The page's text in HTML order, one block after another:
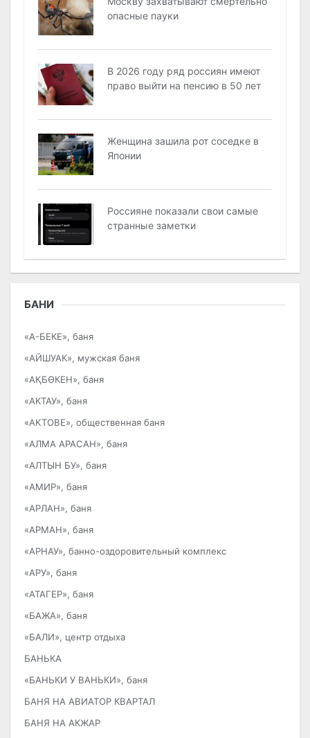
опасные пауки
В 2026 году ряд россиян имеют
право выйти на пенсию в 50 лет
Женщина зашила рот соседке в
Японии
Россияне показали свои самые
странные заметки
БАНИ
«А-БЕКЕ», баня
«АЙШУАК», мужская баня
«АҚБӨКЕН», баня
«АКТАУ», баня
«AKTOBE», общественная баня
«АЛМА АРАСАН», баня
«АЛТЫН БУ», баня
«АМИР», баня
«АРЛАН», баня
«АРМАН», баня
«АРНАУ», банно-оздоровительный комплекс
«АРУ», баня
«АТАГЕР», баня
«БАЖА», баня
«БАЛИ», центр отдыха
БАНЬКА
«БАНЬКИ У ВАНЬКИ», баня
БАНЯ НА АВИАТОР КВАРТАЛ
БАНЯ НА АКЖАР